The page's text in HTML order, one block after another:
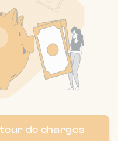
LE-
❯
de charges